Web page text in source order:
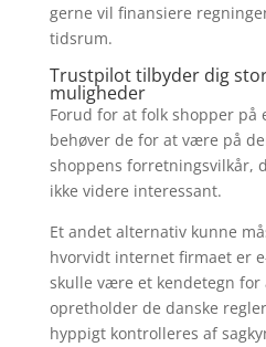
gerne vil finansiere
tidsrum.
Trustpilot tilbyder dig
muligheder
Forud for at folk shopper
behøver de for at være på
shoppens forretningsvilkår,
ikke videre interessant.
Et andet alternativ kunne
hvorvidt internet firmaet er
skulle være et kendetegn
opretholder de danske
hyppigt kontrolleres af